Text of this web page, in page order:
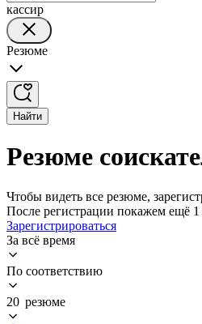
кассир
Резюме
Найти
Резюме
Чтобы видеть все резюме,
После регистрации покажем ещё
Зарегистрироваться
За всё время
По соответствию
20 резюме